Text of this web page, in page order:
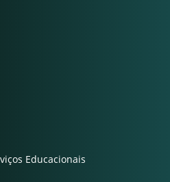
Educacionais